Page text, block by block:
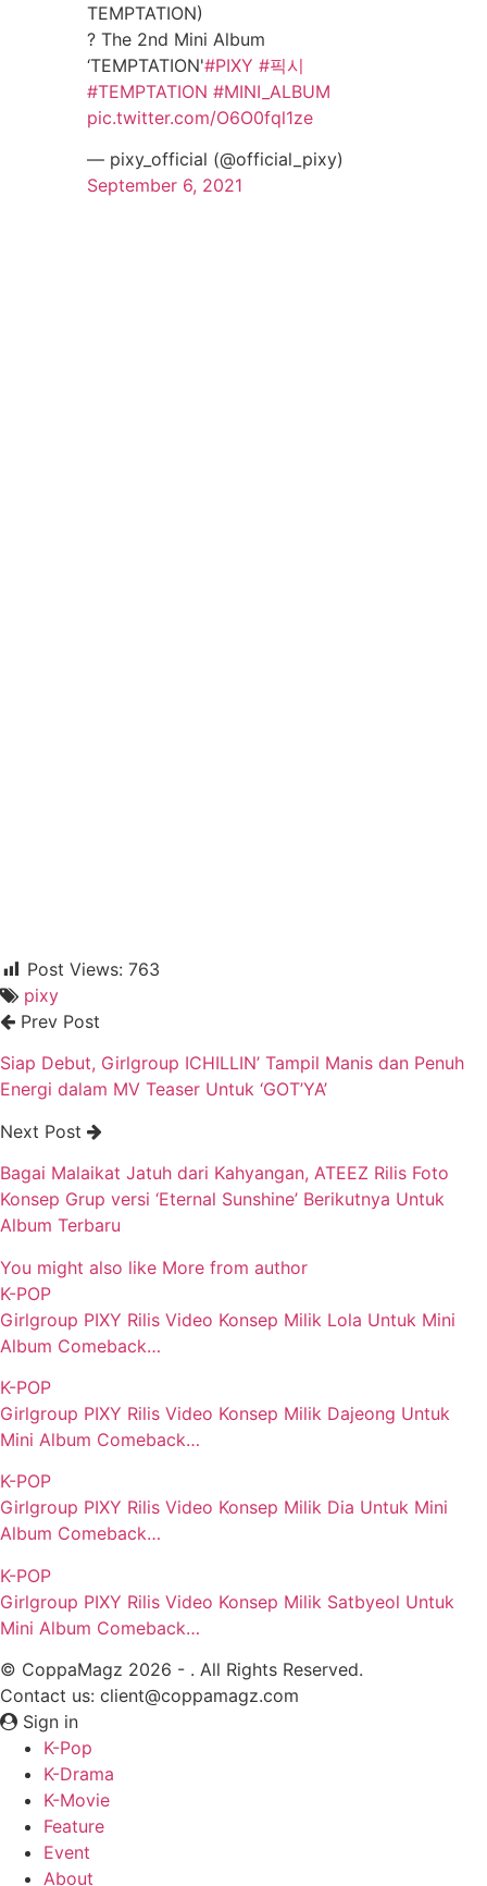
TEMPTATION)
? The 2nd Mini Album
‘TEMPTATION'#PIXY #픽시
#TEMPTATION #MINI_ALBUM
pic.twitter.com/O6O0fql1ze
— pixy_official (@official_pixy)
September 6, 2021
Post Views: 763
pixy
Prev Post
Siap Debut, Girlgroup ICHILLIN’ Tampil Manis dan Penuh
Energi dalam MV Teaser Untuk ‘GOT’YA’
Next Post
Bagai Malaikat Jatuh dari Kahyangan, ATEEZ Rilis Foto
Konsep Grup versi ‘Eternal Sunshine’ Berikutnya Untuk
Album Terbaru
You might also like More from author
K-POP
Girlgroup PIXY Rilis Video Konsep Milik Lola Untuk Mini
Album Comeback…
K-POP
Girlgroup PIXY Rilis Video Konsep Milik Dajeong Untuk
Mini Album Comeback…
K-POP
Girlgroup PIXY Rilis Video Konsep Milik Dia Untuk Mini
Album Comeback…
K-POP
Girlgroup PIXY Rilis Video Konsep Milik Satbyeol Untuk
Mini Album Comeback…
© CoppaMagz 2026 - . All Rights Reserved.
Contact us: client@coppamagz.com
Sign in
K-Pop
K-Drama
K-Movie
Feature
Event
About